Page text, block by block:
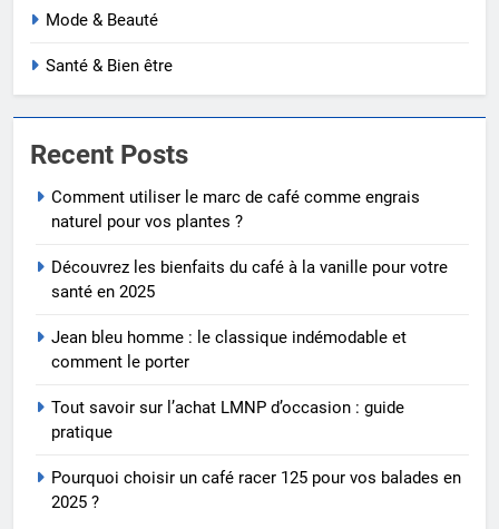
Mode & Beauté
Santé & Bien être
Recent Posts
Comment utiliser le marc de café comme engrais
naturel pour vos plantes ?
Découvrez les bienfaits du café à la vanille pour votre
santé en 2025
Jean bleu homme : le classique indémodable et
comment le porter
Tout savoir sur l’achat LMNP d’occasion : guide
pratique
Pourquoi choisir un café racer 125 pour vos balades en
2025 ?